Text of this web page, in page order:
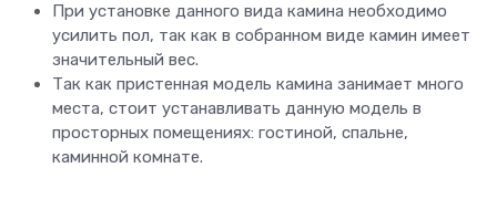
При установке данного вида камина необходимо
усилить пол, так как в собранном виде камин имеет
значительный вес.
Так как пристенная модель камина занимает много
места, стоит устанавливать данную модель в
просторных помещениях: гостиной, спальне,
каминной комнате.